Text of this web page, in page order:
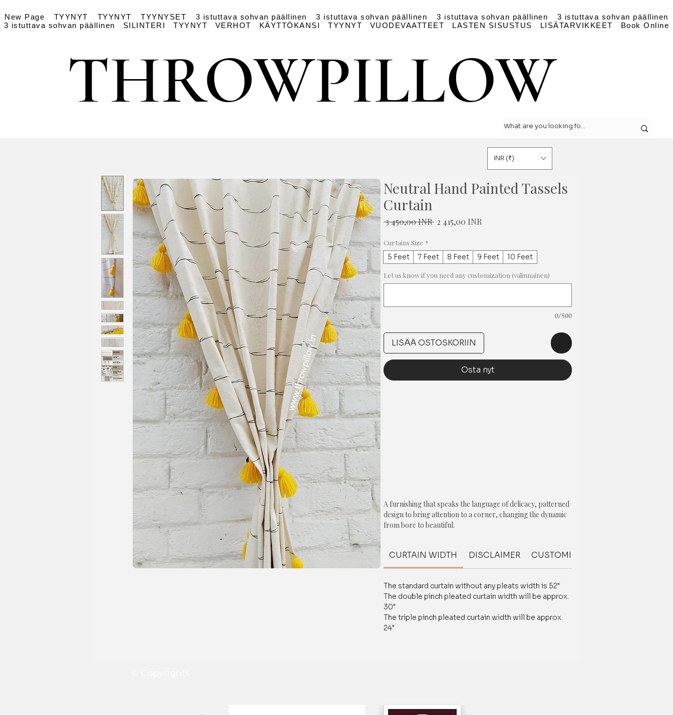
New Page TYYNYT TYYNYT TYYNYSET 3 istuttava sohvan päällinen 3 istuttava sohvan päällinen 3 istuttava sohvan päällinen
3 istuttava sohvan päällinen
3 istuttava sohvan päällinen
SILINTERI TYYNYT VERHOT KÄYTTÖKANSI TYYNYT VUODEVAATTEET LASTEN SISUSTUS LISÄTARVIKKEET Book Online
THROWPILLOW
THROWPILLOW
INR (₹)
Neutral Hand Painted Tassels
Curtain
3 450,00 INR Normaali
2 415,00 INR
Curtains Size *
5 Feet 7 Feet 8 Feet 9 Feet 10 Feet
Let us know if you need any customization (valinnainen)
0/500
LISÄÄ OSTOSKORIIN
Osta nyt
A furnishing that speaks the language of delicacy, patterned
design to bring attention to a corner, changing the dynamic
from bore to beautiful.
We can customise it just for you, exactly the way you want in
terms of the following
b. Header Hang Design
c. Accessories- Tassels, Trim, Pom Poms
d. Header Pleats.
e. Privacy- Sheer/Black Out Lining
CURTAIN WIDTH DISCLAIMER CUSTOMIZATION
The standard curtain without any pleats width is 52"
The double pinch pleated curtain width will be approx.
30"
The triple pinch pleated curtain width will be approx.
24"